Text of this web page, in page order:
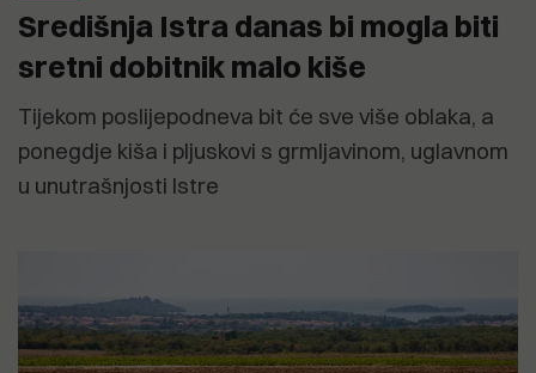
Središnja Istra danas bi mogla biti
sretni dobitnik malo kiše
Tijekom poslijepodneva bit će sve više oblaka, a
ponegdje kiša i pljuskovi s grmljavinom, uglavnom
u unutrašnjosti Istre